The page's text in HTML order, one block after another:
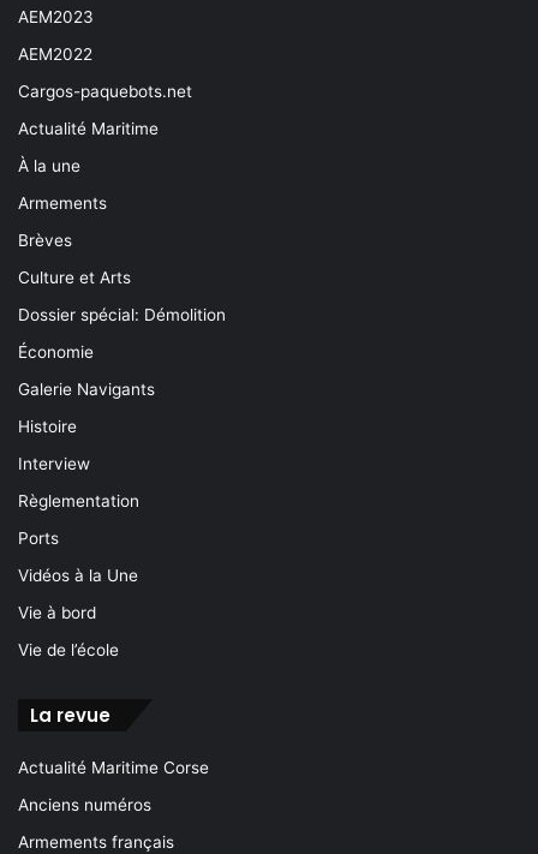
AEM2023
AEM2022
Cargos-paquebots.net
Actualité Maritime
À la une
Armements
Brèves
Culture et Arts
Dossier spécial: Démolition
Économie
Galerie Navigants
Histoire
Interview
Règlementation
Ports
Vidéos à la Une
Vie à bord
Vie de l’école
La revue
Actualité Maritime Corse
Anciens numéros
Armements français